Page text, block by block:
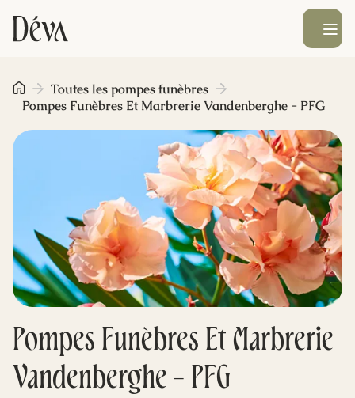
Obsèques
Prévoyance
Monument funéraire
Livraison de fleurs
Blog
Mes dernières volontés
Ouvrir le
Pompes Funèbres Et Marbrerie
Vandenberghe - PFG
Toutes les pompes funèbres
Pompes Funèbres Et Marbrerie Vandenberghe - PFG